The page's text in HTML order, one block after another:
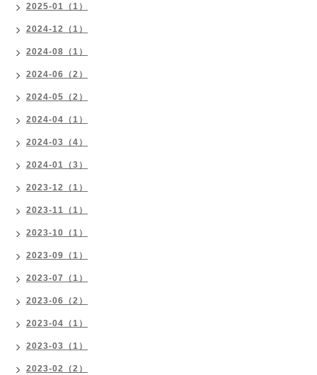
2025-01（1）
2024-12（1）
2024-08（1）
2024-06（2）
2024-05（2）
2024-04（1）
2024-03（4）
2024-01（3）
2023-12（1）
2023-11（1）
2023-10（1）
2023-09（1）
2023-07（1）
2023-06（2）
2023-04（1）
2023-03（1）
2023-02（2）